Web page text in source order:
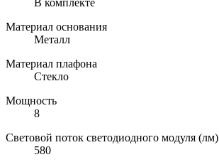
Материал основания
Металл
Материал плафона
Стекло
Мощность
8
Световой поток светодиодного модуля (лм)
580